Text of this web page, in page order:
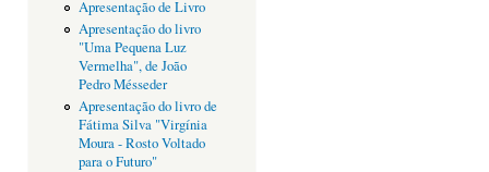
Apresentação de Livro
Apresentação do livro
"Uma Pequena Luz
Vermelha", de João
Pedro Mésseder
Apresentação do livro de
Fátima Silva "Virgínia
Moura - Rosto Voltado
para o Futuro"